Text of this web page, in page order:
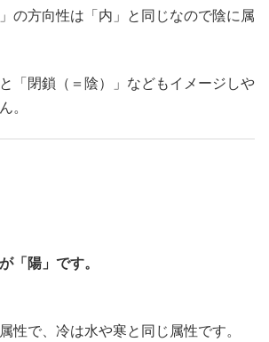
の方向性は「内」と同じなので陰に属
「閉鎖（＝陰）」などもイメージしや
。
「陽」です。
性で、冷は水や寒と同じ属性です。